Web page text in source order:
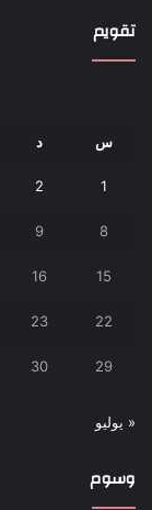
تقويم
س د
1
2
8
9
15
16
22
23
29
30
« يوليو
وسوم